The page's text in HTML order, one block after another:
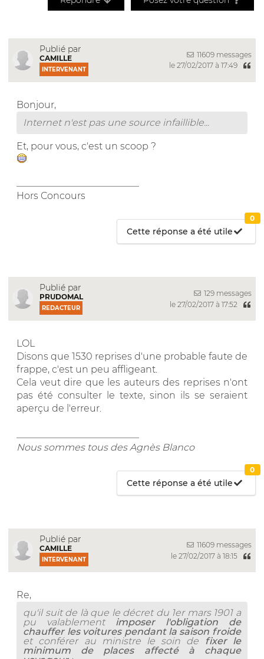
Publié par
CAMILLE
INTERVENANT
11609 messages
le 27/02/2017 à 17:49
Bonjour,
Internet n'est pas une source infaillible...
Et, pour vous, c'est un scoop ?
Hors Concours
Cette réponse a été utile
0
Publié par
PRUDOMAL
REDACTEUR
129 messages
le 27/02/2017 à 17:52
LOL
Disons que 1530 reprises d'une probable faute de
frappe, c'est un peu affligeant.
Cela veut dire que les auteurs des reprises n'ont
pas été consulter le texte, sinon ils se seraient
aperçu de l'erreur.
Nous sommes tous des Agnès Blanco
Cette réponse a été utile
0
Publié par
CAMILLE
INTERVENANT
11609 messages
le 27/02/2017 à 18:15
Re,
qu'il suit de là que le décret du 1er mars 1901 a
pu valablement imposer l'obligation de
chauffer les voitures pendant la saison froide
et conférer au ministre le soin de fixer le
minimum de places affecté à chaque